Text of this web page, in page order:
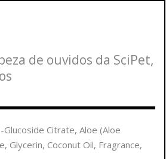
de ouvidos da SciPet,
Citrate, Aloe (Aloe
Glycerin, Coconut Oil, Fragrance,